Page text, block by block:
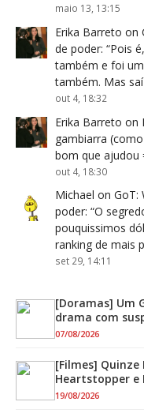
maio 13, 13:15
Erika Barreto on
de poder: “Pois
também e foi
também. Mas
out 4, 18:32
Erika Barreto on
gambiarra
bom que ajudou
out 4, 18:30
Michael on GoT:
poder: “O
pouquissimos
ranking de mais
set 29, 14:11
[Doramas] Um
drama com
07/08/2026
[Filmes]
Heartstopper e
19/08/2026